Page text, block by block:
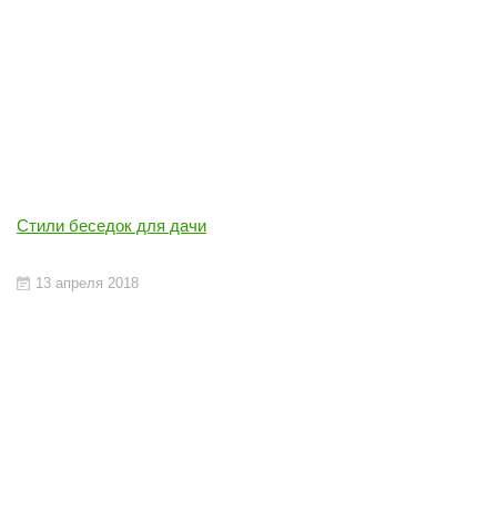
Стили беседок для дачи
13 апреля 2018